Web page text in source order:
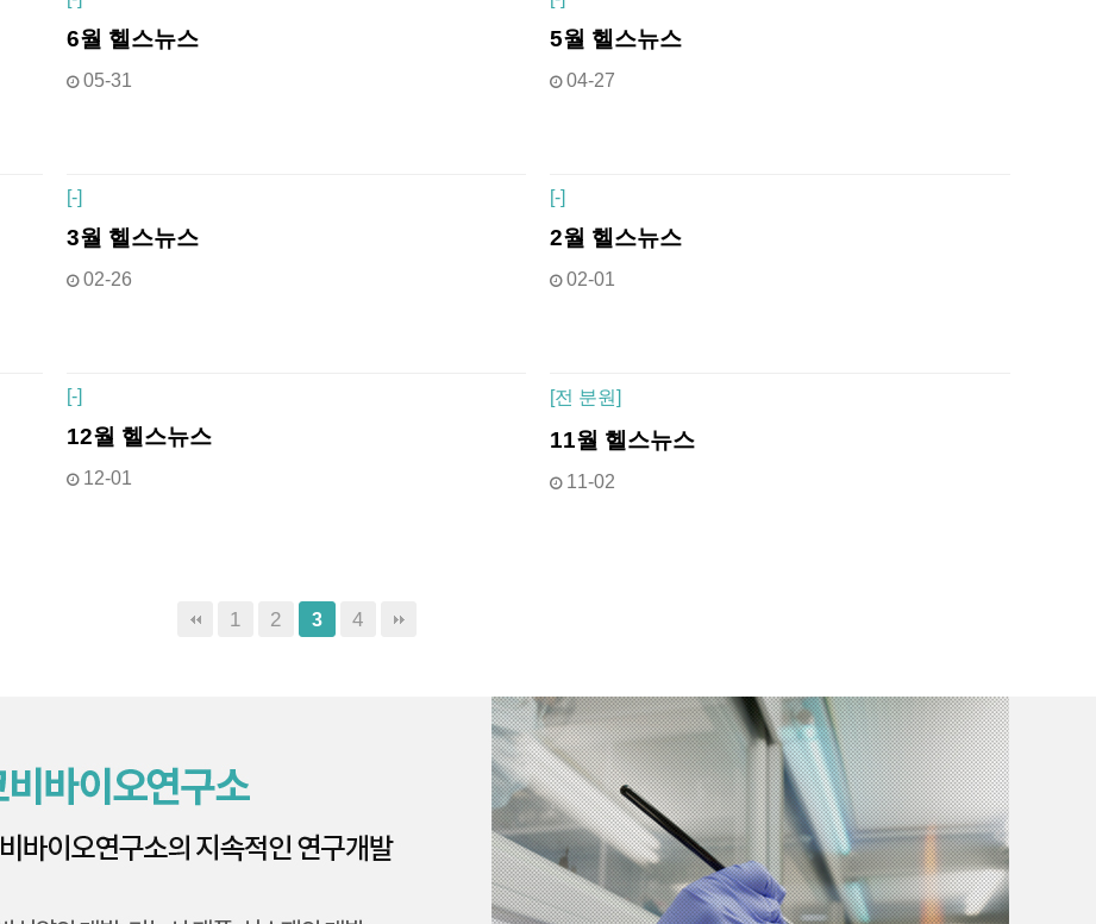
6월 헬스뉴스
05-31
5월 헬스뉴스
04-27
[-]
3월 헬스뉴스
02-26
[-]
2월 헬스뉴스
02-01
[-]
12월 헬스뉴스
12-01
[전 분원]
11월 헬스뉴스
11-02
1 2 3 4